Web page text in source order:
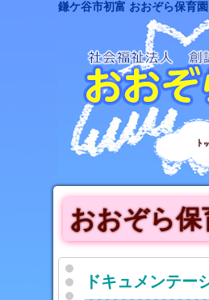
鎌ケ谷市初富 おおぞら保育
ト
おおぞら保
ドキュメンテー